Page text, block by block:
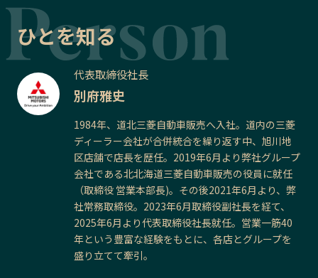
ひとを知る
代表取締役社長
別府雅史
1984年、道北三菱自動車販売へ入社。道内の三菱
ディーラー会社が合併統合を繰り返す中、旭川地
区店舗で店長を歴任。2019年6月より弊社グループ
会社である北北海道三菱自動車販売の役員に就任
（取締役 営業本部長)。その後2021年6月より、弊
社常務取締役。2023年6月取締役副社長を経て、
2025年6月より代表取締役社長就任。営業一筋40
年という豊富な経験をもとに、各店とグループを
盛り立てて牽引。